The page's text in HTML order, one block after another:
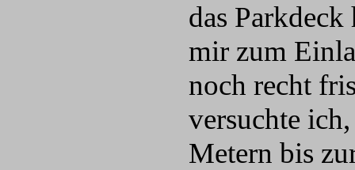
das
mir zum
noch recht
versuchte
Metern bis